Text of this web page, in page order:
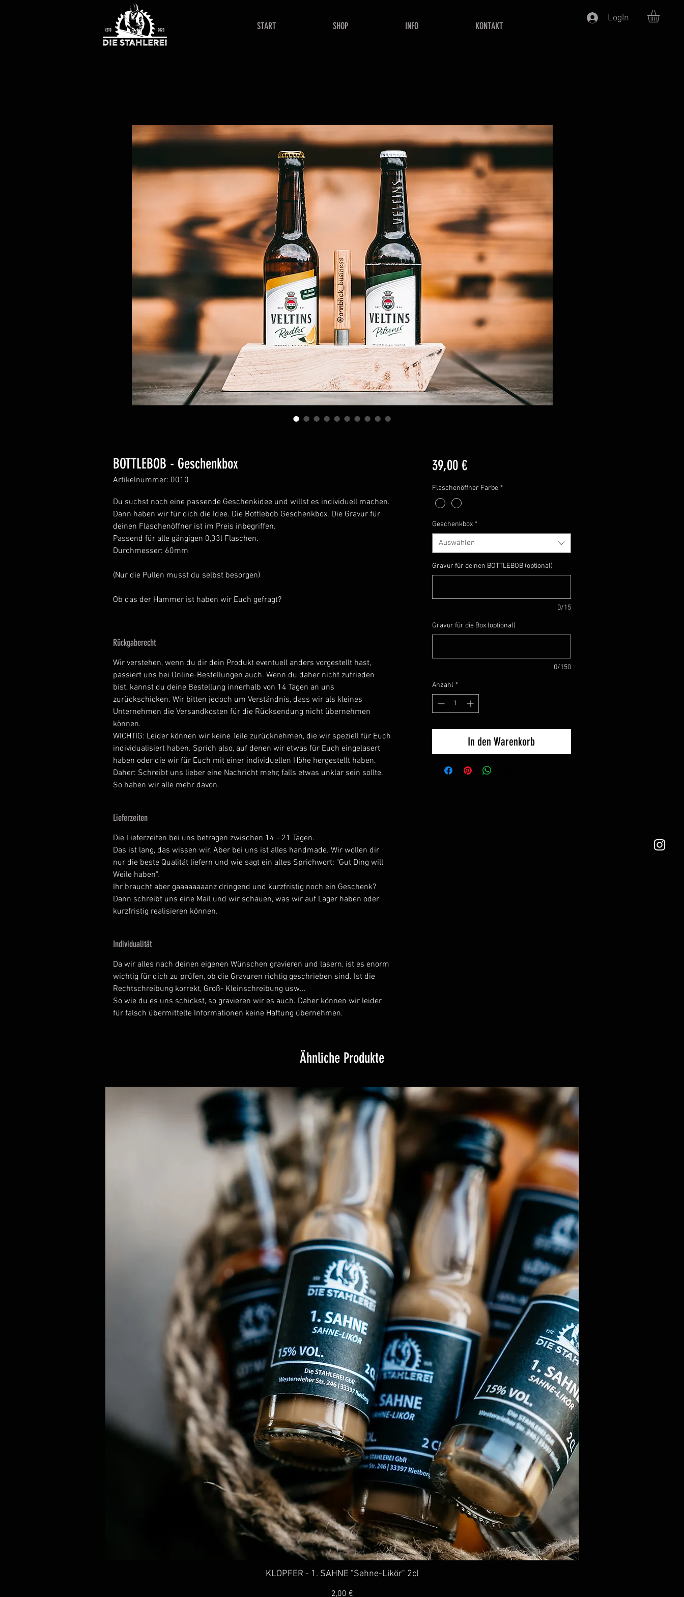
START SHOP INFO KONTAKT
LogIn
BOTTLEBOB - Geschenkbox
Artikelnummer: 0010
Du suchst noch eine passende Geschenkidee und willst es individuell machen.
Dann haben wir für dich die Idee. Die Bottlebob Geschenkbox. Die Gravur für
deinen Flaschenöffner ist im Preis inbegriffen.
Passend für alle gängigen 0,33l Flaschen.
Durchmesser: 60mm
(Nur die Pullen musst du selbst besorgen)
Ob das der Hammer ist haben wir Euch gefragt?
Rückgaberecht
Wir verstehen, wenn du dir dein Produkt eventuell anders vorgestellt hast,
passiert uns bei Online-Bestellungen auch. Wenn du daher nicht zufrieden
bist, kannst du deine Bestellung innerhalb von 14 Tagen an uns
zurückschicken. Wir bitten jedoch um Verständnis, dass wir als kleines
Unternehmen die Versandkosten für die Rücksendung nicht übernehmen
können.
WICHTIG: Leider können wir keine Teile zurücknehmen, die wir speziell für Euch
individualisiert haben. Sprich also, auf denen wir etwas für Euch eingelasert
haben oder die wir für Euch mit einer individuellen Höhe hergestellt haben.
Daher: Schreibt uns lieber eine Nachricht mehr, falls etwas unklar sein sollte.
So haben wir alle mehr davon.
Lieferzeiten
Die Lieferzeiten bei uns betragen zwischen 14 - 21 Tagen.
Das ist lang, das wissen wir. Aber bei uns ist alles handmade. Wir wollen dir
nur die beste Qualität liefern und wie sagt ein altes Sprichwort: "Gut Ding will
Weile haben".
Ihr braucht aber gaaaaaaaanz dringend und kurzfristig noch ein Geschenk?
Dann schreibt uns eine Mail und wir schauen, was wir auf Lager haben oder
kurzfristig realisieren können.
Individualität
Da wir alles nach deinen eigenen Wünschen gravieren und lasern, ist es enorm
wichtig für dich zu prüfen, ob die Gravuren richtig geschrieben sind. Ist die
Rechtschreibung korrekt, Groß- Kleinschreibung usw...
So wie du es uns schickst, so gravieren wir es auch. Daher können wir leider
für falsch übermittelte Informationen keine Haftung übernehmen.
39,00 €Preis
Flaschenöffner Farbe *
Geschenkbox *
Auswählen
Gravur für deinen BOTTLEBOB (optional)
0/15
Gravur für die Box (optional)
0/150
Anzahl *
In den Warenkorb
Ähnliche Produkte
Schnellansicht
KLOPFER - 1. SAHNE "Sahne-Likör" 2cl
Preis
2,00 €